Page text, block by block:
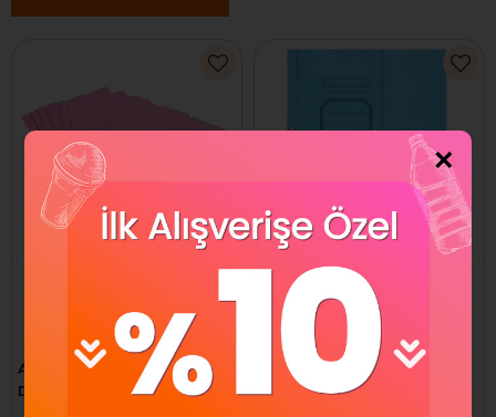
Alemdar Yarım Kapak
Dosya Pembe
Alemdar Yarım Kapak
Dosya Lüks Mavi
×